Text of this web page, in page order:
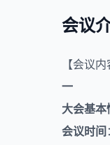
会议
【会议内
一
大会基本
会议时间